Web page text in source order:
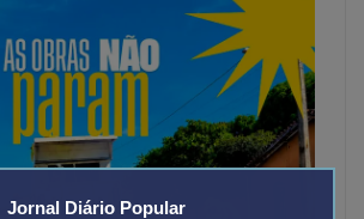
Jornal Diário Popular